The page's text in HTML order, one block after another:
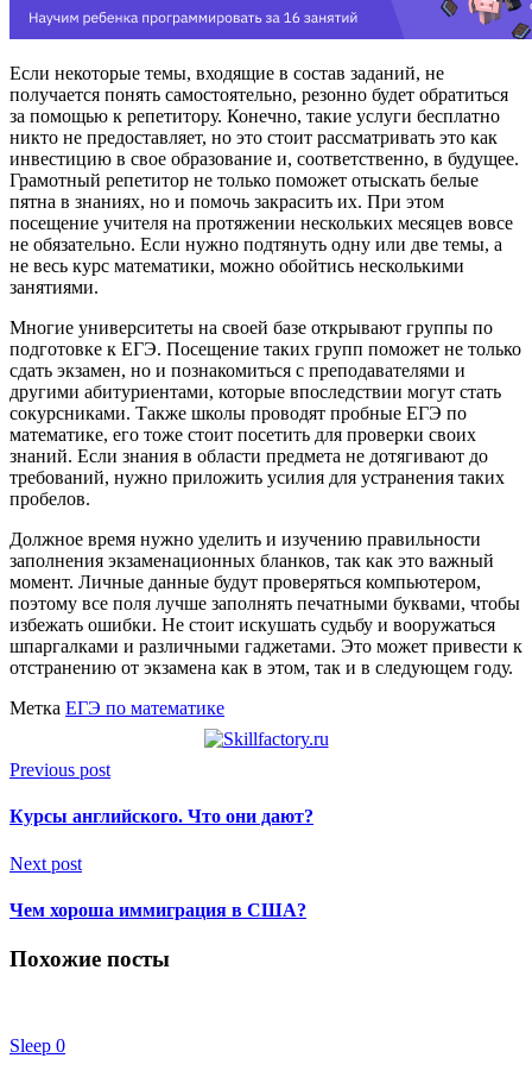
Если некоторые темы, входящие в состав заданий, не
получается понять самостоятельно, резонно будет обратиться
за помощью к репетитору. Конечно, такие услуги бесплатно
никто не предоставляет, но это стоит рассматривать это как
инвестицию в свое образование и, соответственно, в будущее.
Грамотный репетитор не только поможет отыскать белые
пятна в знаниях, но и помочь закрасить их. При этом
посещение учителя на протяжении нескольких месяцев вовсе
не обязательно. Если нужно подтянуть одну или две темы, а
не весь курс математики, можно обойтись несколькими
занятиями.
Многие университеты на своей базе открывают группы по
подготовке к ЕГЭ. Посещение таких групп поможет не только
сдать экзамен, но и познакомиться с преподавателями и
другими абитуриентами, которые впоследствии могут стать
сокурсниками. Также школы проводят пробные ЕГЭ по
математике, его тоже стоит посетить для проверки своих
знаний. Если знания в области предмета не дотягивают до
требований, нужно приложить усилия для устранения таких
пробелов.
Должное время нужно уделить и изучению правильности
заполнения экзаменационных бланков, так как это важный
момент. Личные данные будут проверяться компьютером,
поэтому все поля лучше заполнять печатными буквами, чтобы
избежать ошибки. Не стоит искушать судьбу и вооружаться
шпаргалками и различными гаджетами. Это может привести к
отстранению от экзамена как в этом, так и в следующем году.
Метка ЕГЭ по математике
Previous post
Курсы английского. Что они дают?
Next post
Чем хороша иммиграция в США?
Похожие посты
Sleep 0